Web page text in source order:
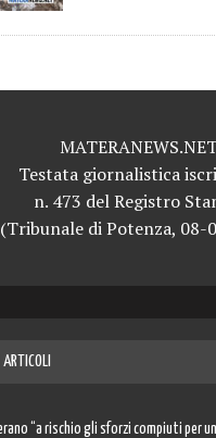
Testata giornalistica
n. 473 del Registro
(Tribunale di Potenza, 08-
“a rischio gli sforzi compiuti per